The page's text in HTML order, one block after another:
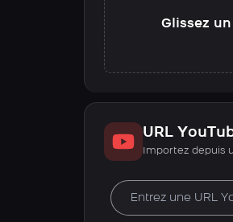
Glissez
URL
Importez depuis